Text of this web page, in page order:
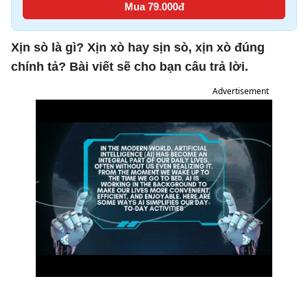
Mua 79.000đ
Xịn sò là gì? Xịn xò hay sịn sò, xịn xò đúng
chính tả? Bài viết sẽ cho bạn câu trả lời.
Advertisement